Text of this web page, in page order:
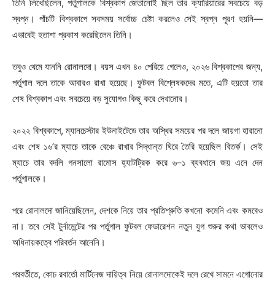
তিনি লিখেছিলেন, পর্তুগালকে বিশ্বকাপ জেতানোই ছিল তার ক্যারিয়ারের সবচেয়ে বড়
স্বপ্ন। পাঁচটি বিশ্বকাপে সবসময় সর্বোচ্চ চেষ্টা করলেও সেই স্বপ্ন পূরণ হয়নি—
এভাবেই হতাশা প্রকাশ করেছিলেন তিনি।
তবুও থেমে যাননি রোনালদো। বয়স এখন ৪০ পেরিয়ে গেলেও, ২০২৬ বিশ্বকাপের জন্য,
পর্তুগাল দলে তাকে আবারও রাখা হয়েছে। ফুটবল বিশ্লেষকদের মতে, এটি হয়তো তার
শেষ বিশ্বকাপ এবং সবচেয়ে বড় সুযোগও কিছু করে দেখানোর।
২০২২ বিশ্বকাপে, ম্যানচেস্টার ইউনাইটেডে তার অস্থির সময়ের পর দলে জায়গা হারানো
এবং শেষ ১৬’র ম্যাচে তাকে বেঞ্চে রাখার সিদ্ধান্ত ঘিরে তৈরি হয়েছিল বিতর্ক। সেই
ম্যাচে তার বদলি গনসালো রামোস হ্যাটট্রিক করে ৬–১ ব্যবধানে জয় এনে দেন
পর্তুগালকে।
পরে রোনালদো জানিয়েছিলেন, দেশকে নিয়ে তার প্রতিশ্রুতি কখনো কমেনি এবং কমবেও
না। তবে সেই টুর্নামেন্টের পর পর্তুগাল ফুটবল ফেডারেশন নতুন যুগ শুরুর কথা ভাবলেও
অধিনায়কত্বে পরিবর্তন আনেনি।
পরবর্তীতে, কোচ রবার্তো মার্টিনেজ দায়িত্ব নিয়ে রোনালদোকেই দলে রেখে সামনে এগোনোর